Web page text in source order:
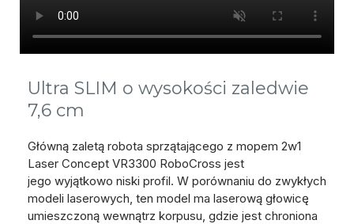
Ultra SLIM o wysokości zaledwie
7,6 cm
Główną zaletą robota sprzątającego z mopem 2w1
Laser Concept VR3300 RoboCross jest
jego wyjątkowo niski profil. W porównaniu do zwykłych
modeli laserowych, ten model ma laserową głowicę
umieszczoną wewnątrz korpusu , gdzie jest chroniona